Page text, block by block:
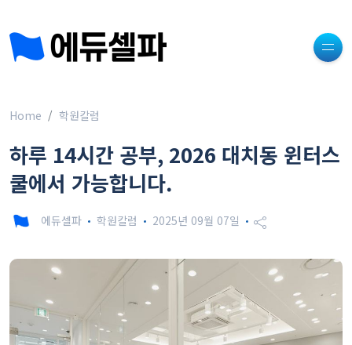
Home 학원칼럼
하루 14시간 공부, 2026 대치동 윈터스
쿨에서 가능합니다.
에듀셀파 학원칼럼 2025년 09월 07일